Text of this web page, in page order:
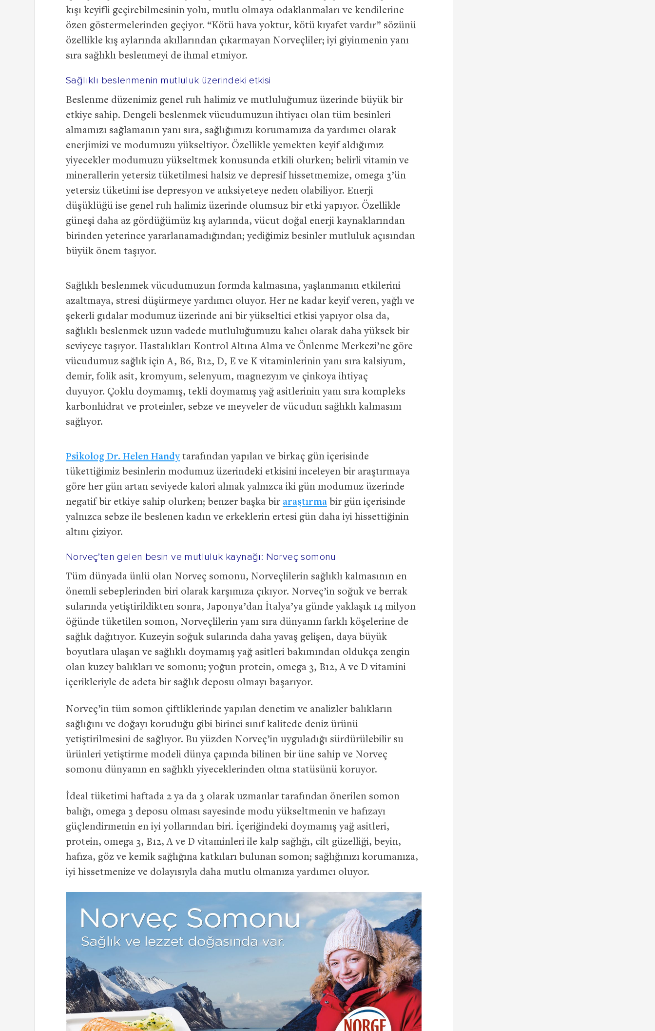
kışı keyifli geçirebilmesinin yolu, mutlu olmaya odaklanmaları ve kendilerine
özen göstermelerinden geçiyor. “Kötü hava yoktur, kötü kıyafet vardır” sözünü
özellikle kış aylarında akıllarından çıkarmayan Norveçliler; iyi giyinmenin yanı
sıra sağlıklı beslenmeyi de ihmal etmiyor.
Sağlıklı beslenmenin mutluluk üzerindeki etkisi
Beslenme düzenimiz genel ruh halimiz ve mutluluğumuz üzerinde büyük bir
etkiye sahip. Dengeli beslenmek vücudumuzun ihtiyacı olan tüm besinleri
almamızı sağlamanın yanı sıra, sağlığımızı korumamıza da yardımcı olarak
enerjimizi ve modumuzu yükseltiyor. Özellikle yemekten keyif aldığımız
yiyecekler modumuzu yükseltmek konusunda etkili olurken; belirli vitamin ve
minerallerin yetersiz tüketilmesi halsiz ve depresif hissetmemize, omega 3’ün
yetersiz tüketimi ise depresyon ve anksiyeteye neden olabiliyor. Enerji
düşüklüğü ise genel ruh halimiz üzerinde olumsuz bir etki yapıyor. Özellikle
güneşi daha az gördüğümüz kış aylarında, vücut doğal enerji kaynaklarından
birinden yeterince yararlanamadığından; yediğimiz besinler mutluluk açısından
büyük önem taşıyor.
Sağlıklı beslenmek vücudumuzun formda kalmasına, yaşlanmanın etkilerini
azaltmaya, stresi düşürmeye yardımcı oluyor. Her ne kadar keyif veren, yağlı ve
şekerli gıdalar modumuz üzerinde ani bir yükseltici etkisi yapıyor olsa da,
sağlıklı beslenmek uzun vadede mutluluğumuzu kalıcı olarak daha yüksek bir
seviyeye taşıyor. Hastalıkları Kontrol Altına Alma ve Önlenme Merkezi’ne göre
vücudumuz sağlık için A, B6, B12, D, E ve K vitaminlerinin yanı sıra kalsiyum,
demir, folik asit, kromyum, selenyum, magnezyım ve çinkoya ihtiyaç
duyuyor. Çoklu doymamış, tekli doymamış yağ asitlerinin yanı sıra kompleks
karbonhidrat ve proteinler, sebze ve meyveler de vücudun sağlıklı kalmasını
sağlıyor.
Psikolog Dr. Helen Handytarafından yapılan ve birkaç gün içerisinde
tükettiğimiz besinlerin modumuz üzerindeki etkisini inceleyen bir araştırmaya
göre her gün artan seviyede kalori almak yalnızca iki gün modumuz üzerinde
negatif bir etkiye sahip olurken; benzer başka bir araştırma bir gün içerisinde
yalnızca sebze ile beslenen kadın ve erkeklerin ertesi gün daha iyi hissettiğinin
altını çiziyor.
Norveç’ten gelen besin ve mutluluk kaynağı: Norveç somonu
Tüm dünyada ünlü olan Norveç somonu, Norveçlilerin sağlıklı kalmasının en
önemli sebeplerinden biri olarak karşımıza çıkıyor. Norveç’in soğuk ve berrak
sularında yetiştirildikten sonra, Japonya’dan İtalya’ya günde yaklaşık 14 milyon
öğünde tüketilen somon, Norveçlilerin yanı sıra dünyanın farklı köşelerine de
sağlık dağıtıyor. Kuzeyin soğuk sularında daha yavaş gelişen, daya büyük
boyutlara ulaşan ve sağlıklı doymamış yağ asitleri bakımından oldukça zengin
olan kuzey balıkları ve somonu; yoğun protein, omega 3, B12, A ve D vitamini
içerikleriyle de adeta bir sağlık deposu olmayı başarıyor.
Norveç’in tüm somon çiftliklerinde yapılan denetim ve analizler balıkların
sağlığını ve doğayı koruduğu gibi birinci sınıf kalitede deniz ürünü
yetiştirilmesini de sağlıyor. Bu yüzden Norveç’in uyguladığı sürdürülebilir su
ürünleri yetiştirme modeli dünya çapında bilinen bir üne sahip ve Norveç
somonu dünyanın en sağlıklı yiyeceklerinden olma statüsünü koruyor.
İdeal tüketimi haftada 2 ya da 3 olarak uzmanlar tarafından önerilen somon
balığı, omega 3 deposu olması sayesinde modu yükseltmenin ve hafızayı
güçlendirmenin en iyi yollarından biri. İçeriğindeki doymamış yağ asitleri,
protein, omega 3, B12, A ve D vitaminleri ile kalp sağlığı, cilt güzelliği, beyin,
hafıza, göz ve kemik sağlığına katkıları bulunan somon; sağlığınızı korumanıza,
iyi hissetmenize ve dolayısıyla daha mutlu olmanıza yardımcı oluyor.